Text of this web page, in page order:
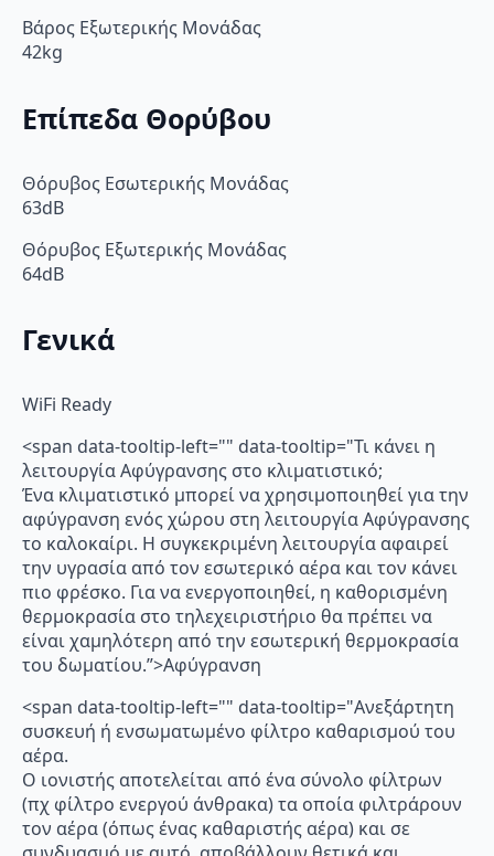
Βάρος Εξωτερικής Μονάδας
42kg
Επίπεδα Θορύβου
Θόρυβος Εσωτερικής Μονάδας
63dB
Θόρυβος Εξωτερικής Μονάδας
64dB
Γενικά
WiFi Ready
<span data-tooltip-left="" data-tooltip="Τι κάνει η
λειτουργία Αφύγρανσης στο κλιματιστικό;
Ένα κλιματιστικό μπορεί να χρησιμοποιηθεί για την
αφύγρανση ενός χώρου στη λειτουργία Αφύγρανσης
το καλοκαίρι. Η συγκεκριμένη λειτουργία αφαιρεί
την υγρασία από τον εσωτερικό αέρα και τον κάνει
πιο φρέσκο. Για να ενεργοποιηθεί, η καθορισμένη
θερμοκρασία στο τηλεχειριστήριο θα πρέπει να
είναι χαμηλότερη από την εσωτερική θερμοκρασία
του δωματίου.”>Αφύγρανση
<span data-tooltip-left="" data-tooltip="Ανεξάρτητη
συσκευή ή ενσωματωμένο φίλτρο καθαρισμού του
αέρα.
Ο ιονιστής αποτελείται από ένα σύνολο φίλτρων
(πχ φίλτρο ενεργού άνθρακα) τα οποία φιλτράρουν
τον αέρα (όπως ένας καθαριστής αέρα) και σε